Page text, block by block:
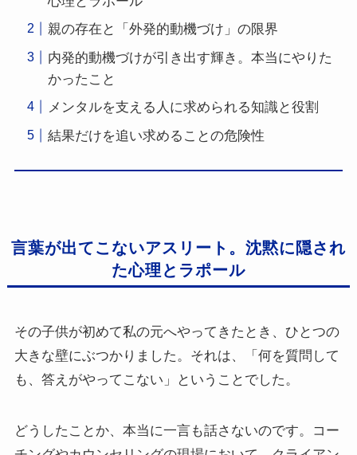
親の存在と「外発的動機づけ」の限界
内発的動機づけが引き出す輝き。本当にやりた
かったこと
メンタルを支える人に求められる知識と役割
結果だけを追い求めることの危険性
言葉が出てこないアスリート。沈黙に隠され
た心理とラポール
その子供が初めて私の元へやってきたとき、ひとつの
大きな壁にぶつかりました。それは、「何を質問して
も、答えがやってこない」ということでした。
どうしたことか、本当に一言も話さないのです。コー